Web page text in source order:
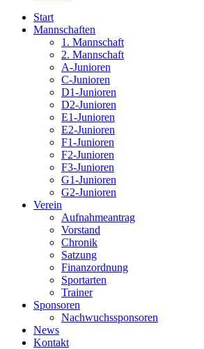
Start
Mannschaften
1. Mannschaft
2. Mannschaft
A-Junioren
C-Junioren
D1-Junioren
D2-Junioren
E1-Junioren
E2-Junioren
F1-Junioren
F2-Junioren
F3-Junioren
G1-Junioren
G2-Junioren
Verein
Aufnahmeantrag
Vorstand
Chronik
Satzung
Finanzordnung
Sportarten
Trainer
Sponsoren
Nachwuchssponsoren
News
Kontakt